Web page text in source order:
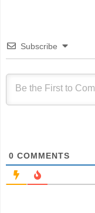
Subscribe
0 COMMENTS